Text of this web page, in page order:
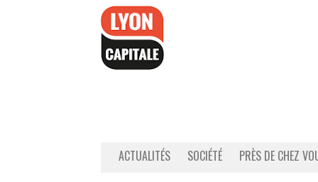
ACTUALITÉS SOCIÉTÉ PRÈS DE CHEZ